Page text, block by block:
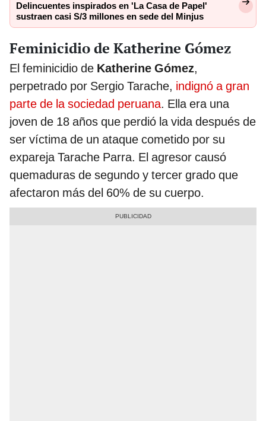
Delincuentes inspirados en 'La Casa de Papel'
sustraen casi S/3 millones en sede del Minjus
Feminicidio de Katherine Gómez
El feminicidio de Katherine Gómez,
perpetrado por Sergio Tarache, indignó a gran
parte de la sociedad peruana. Ella era una
joven de 18 años que perdió la vida después de
ser víctima de un ataque cometido por su
expareja Tarache Parra. El agresor causó
quemaduras de segundo y tercer grado que
afectaron más del 60% de su cuerpo.